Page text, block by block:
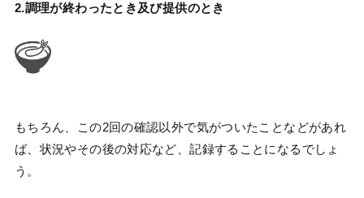
2.調理が終わったとき及び提供のとき
もちろん、この2回の確認以外で気がついたことなどがあれ
ば、状況やその後の対応など、記録することになるでしょ
う。